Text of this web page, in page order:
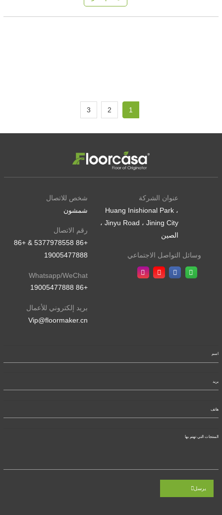
وراتنج البوليمر. لقد تم تصميمه لتوفير ثبات عالي
1
2
3
شخص للاتصال
شمشون
رقم الاتصال
+86 5377978558 & +86
19005477888
Whatsapp/WeChat
+86 19005477888
بريد إلكتروني للأعمال
Vip@floormaker.cn
عنوان الشركة
Huang Inishional Park ،
Jinyu Road ، Jining City ،
الصين
وسائل التواصل الاجتماعي
يرسل